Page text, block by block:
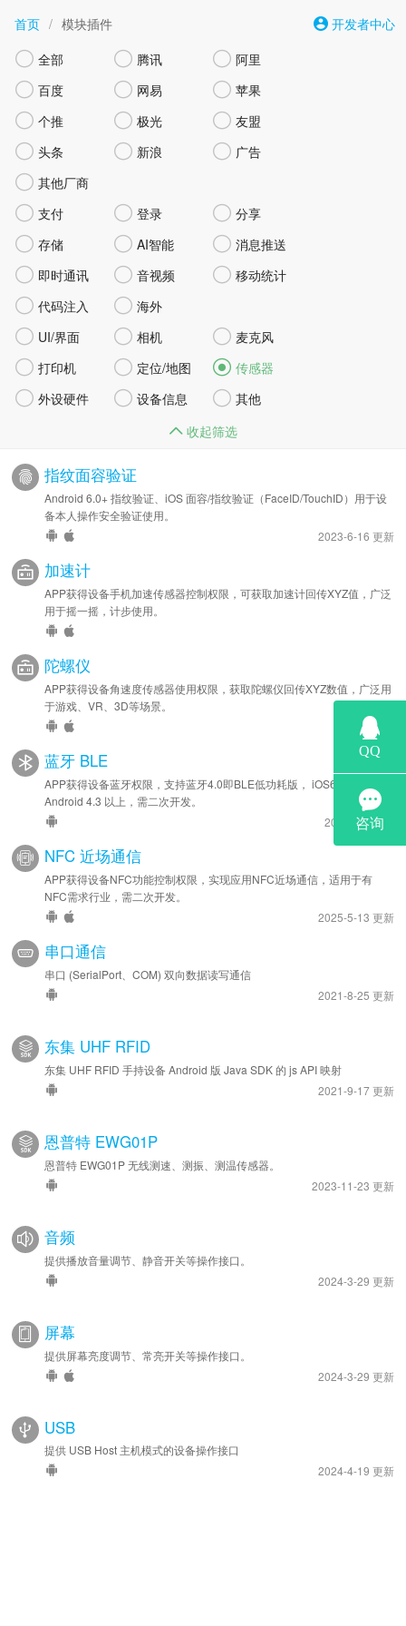
首页 / 模块插件 开发者中心
 全部  腾讯  阿里
 百度  网易  苹果
 个推  极光  友盟
 头条  新浪  广告
 其他厂商
 支付  登录  分享
 存储  AI智能  消息推送
 即时通讯  音视频  移动统计
 代码注入  海外
 UI/界面  相机  麦克风
 打印机  定位/地图  传感器
 外设硬件  设备信息  其他
收起筛选
指纹面容验证
Android 6.0+ 指纹验证、iOS 面容/指纹验证（FaceID/TouchID）用于设
备本人操作安全验证使用。
2023-6-16 更新
加速计
APP获得设备手机加速传感器控制权限，可获取加速计回传XYZ值，广泛
用于摇一摇，计步使用。
陀螺仪
APP获得设备角速度传感器使用权限，获取陀螺仪回传XYZ数值，广泛用
于游戏、VR、3D等场景。
蓝牙 BLE
APP获得设备蓝牙权限，支持蓝牙4.0即BLE低功耗版， iOS6.0 、
Android 4.3 以上，需二次开发。
2024-4-3 更新
NFC 近场通信
APP获得设备NFC功能控制权限，实现应用NFC近场通信，适用于有
NFC需求行业，需二次开发。
2025-5-13 更新
串口通信
串口 (SerialPort、COM) 双向数据读写通信
2021-8-25 更新
东集 UHF RFID
东集 UHF RFID 手持设备 Android 版 Java SDK 的 js API 映射
2021-9-17 更新
恩普特 EWG01P
恩普特 EWG01P 无线测速、测振、测温传感器。
2023-11-23 更新
音频
提供播放音量调节、静音开关等操作接口。
2024-3-29 更新
屏幕
提供屏幕亮度调节、常亮开关等操作接口。
2024-3-29 更新
USB
提供 USB Host 主机模式的设备操作接口
2024-4-19 更新